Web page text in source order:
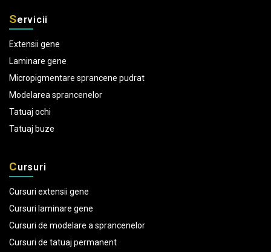
Servicii
Extensii gene
Laminare gene
Micropigmentare sprancene pudrat
Modelarea sprancenelor
Tatuaj ochi
Tatuaj buze
Cursuri
Cursuri extensii gene
Cursuri laminare gene
Cursuri de modelare a sprancenelor
Cursuri de tatuaj permanent